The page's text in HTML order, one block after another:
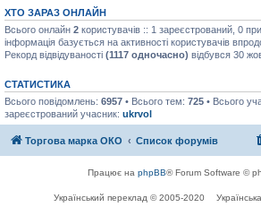
ХТО ЗАРАЗ ОНЛАЙН
Всього онлайн 2 користувачів :: 1 зареєстрований, 0
інформація базується на активності користувачів
Рекорд відвідуваності (1117 одночасно) відбувся 30
СТАТИСТИКА
Всього повідомлень: 6957 • Всього тем: 725 • Всього
зареєстрований учасник: ukrvol
Торгова марка ОКО Список форумів
Працює на phpBB® Forum Software ©
Український переклад © 2005-2020